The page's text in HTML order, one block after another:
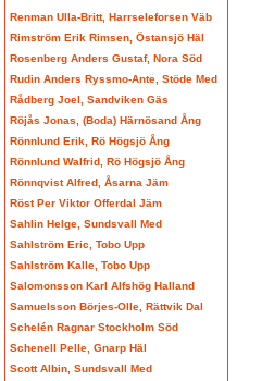
Renman Ulla-Britt, Harrseleforsen Väb
Rimström Erik Rimsen, Östansjö Häl
Rosenberg Anders Gustaf, Nora Söd
Rudin Anders Ryssmo-Ante, Stöde Med
Rådberg Joel, Sandviken Gäs
Röjås Jonas, (Boda) Härnösand Ång
Rönnlund Erik, Rö Högsjö Ång
Rönnlund Walfrid, Rö Högsjö Ång
Rönnqvist Alfred, Åsarna Jäm
Röst Per Viktor Offerdal Jäm
Sahlin Helge, Sundsvall Med
Sahlström Eric, Tobo Upp
Sahlström Kalle, Tobo Upp
Salomonsson Karl Alfshög Halland
Samuelsson Börjes-Olle, Rättvik Dal
Schelén Ragnar Stockholm Söd
Schenell Pelle, Gnarp Häl
Scott Albin, Sundsvall Med